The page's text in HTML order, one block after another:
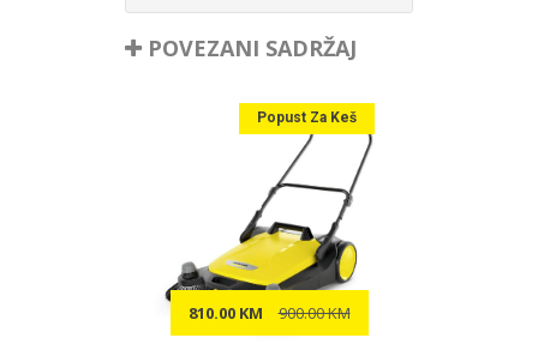
POVEZANI SADRŽAJ
Popust Za Keš
810.00 KM 900.00 KM